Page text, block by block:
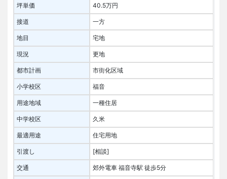
坪単価 40.5万円
接道 一方
地目 宅地
現況 更地
都市計画 市街化区域
小学校区 福音
用途地域 一種住居
中学校区 久米
最適用途 住宅用地
引渡し [相談]
交通 郊外電車 福音寺駅 徒歩5分